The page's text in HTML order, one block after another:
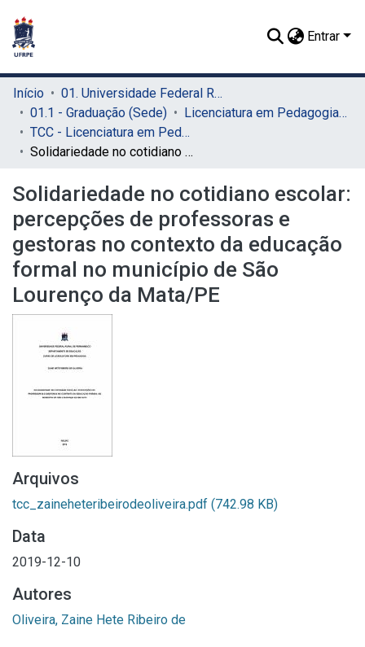
Entrar
Início
01. Universidade Federal Rural de Pernambuco - UFRPE (Sede)
01.1 - Graduação (Sede)
Licenciatura em Pedagogia (Sede)
TCC - Licenciatura em Pedagogia (Sede)
Solidariedade no cotidiano escolar: percepções de professoras e gestoras no contexto da educação formal no município de São Lourenço da Mata/PE
Solidariedade no cotidiano escolar:
percepções de professoras e
gestoras no contexto da educação
formal no município de São
Lourenço da Mata/PE
Arquivos
tcc_zaineheteribeirodeoliveira.pdf (742.98 KB)
Data
2019-12-10
Autores
Oliveira, Zaine Hete Ribeiro de